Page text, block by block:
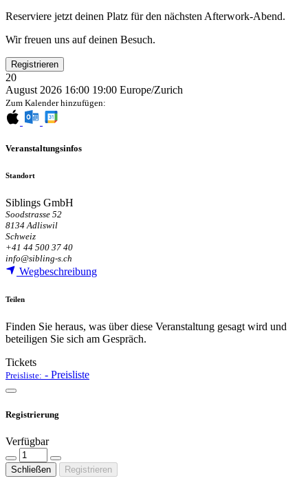
Reserviere jetzt deinen Platz für den nächsten Afterwork-Abend.
Wir freuen uns auf deinen Besuch.
Registrieren
20
August 2026 16:00 19:00 Europe/Zurich
Zum Kalender hinzufügen:
Veranstaltungsinfos
Standort
Siblings GmbH
Soodstrasse 52
8134 Adliswil
Schweiz
+41 44 500 37 40
info@sibling-s.ch
Wegbeschreibung
Teilen
Finden Sie heraus, was über diese Veranstaltung gesagt wird und
beteiligen Sie sich am Gespräch.
Tickets
Preisliste: - Preisliste
Registrierung
Verfügbar
Schließen Registrieren